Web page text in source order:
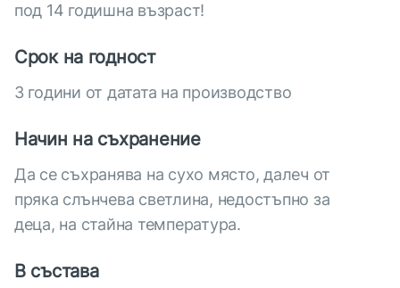
под 14 годишна възраст!
Срок на годност
3 години от датата на производство
Начин на съхранение
Да се съхранява на сухо място, далеч от
пряка слънчева светлина, недостъпно за
деца, на стайна температура.
В състава